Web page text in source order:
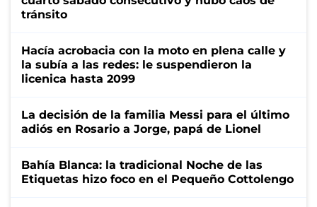
tránsito
Hacía acrobacia con la moto en plena calle y
la subía a las redes: le suspendieron la
licenica hasta 2099
La decisión de la familia Messi para el último
adiós en Rosario a Jorge, papá de Lionel
Bahía Blanca: la tradicional Noche de las
Etiquetas hizo foco en el Pequeño Cottolengo